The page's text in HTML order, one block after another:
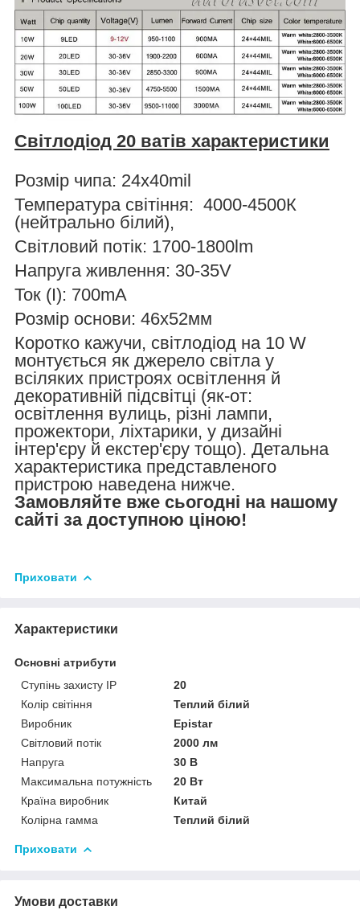
Світлодіод 20 ватів характеристики
Розмір чипа: 24х40mil
Температура світіння: 4000-4500К
(нейтрально білий),
Світловий потік: 1700-1800lm
Напруга живлення: 30-35V
Ток (I): 700mA
Розмір основи: 46х52мм
Коротко кажучи, світлодіод на 10 W
монтується як джерело світла у
всіляких пристроях освітлення й
декоративній підсвітці (як-от:
освітлення вулиць, різні лампи,
прожектори, ліхтарики, у дизайні
інтер'єру й екстер'єру тощо). Детальна
характеристика представленого
пристрою наведена нижче.
Замовляйте вже сьогодні на нашому
сайті за доступною ціною!
Приховати
Характеристики
Основні атрибути
Ступінь захисту IP
20
Колір світіння
Теплий білий
Виробник
Epistar
Світловий потік
2000 лм
Напруга
30 В
Максимальна потужність
20 Вт
Країна виробник
Китай
Колірна гамма
Теплий білий
Приховати
Умови доставки